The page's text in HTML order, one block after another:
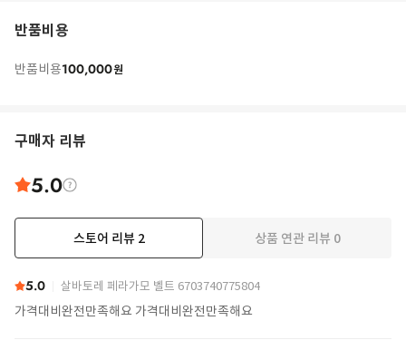
반품비용
반품비용100,000원
구매자 리뷰
5.0
스토어 리뷰 2 상품 연관 리뷰 0
5.0 살바토레 페라가모 벨트 6703740775804
가격대비완전만족해요 가격대비완전만족해요